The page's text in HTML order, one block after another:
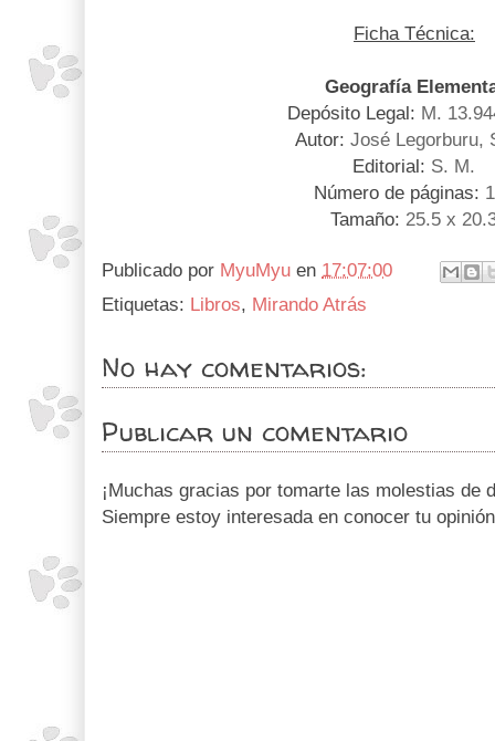
Ficha Técnica:
Geografía
Depósito Legal: M.
Autor: José Legorburu,
Editorial: S. M.
Número de páginas:
Tamaño: 25.5 x
Publicado por MyuMyu en 17:07:00
Etiquetas: Libros, Mirando Atrás
No hay comentarios:
Publicar un comentario
¡Muchas gracias por tomarte las molestias de
Siempre estoy interesada en conocer tu